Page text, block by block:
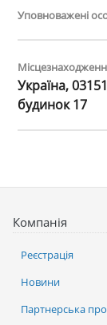
Уповноважені
Україна,
будинок 17
Компанія
Реєстрація
Новини
Партнерська